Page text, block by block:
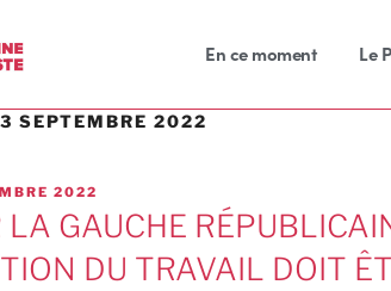
En ce moment Le
SEPTEMBRE 2022
2022
LA GAUCHE
DU TRAVAIL DOIT